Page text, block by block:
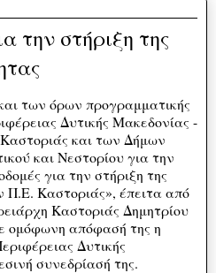
την στήριξη της
των όρων προγραμματικής
Δυτικής Μακεδονίας -
και των Δήμων
και Νεστορίου για την
για την στήριξη της
Π.Ε. Καστοριάς», έπειτα από
Καστοριάς Δημητρίου
ομόφωνη απόφασή της η
Δυτικής
συνεδρίασή της.